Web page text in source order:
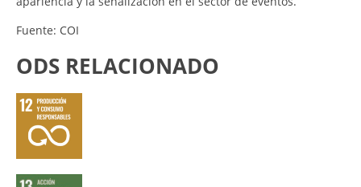
Fuente: COI
ODS RELACIONADO